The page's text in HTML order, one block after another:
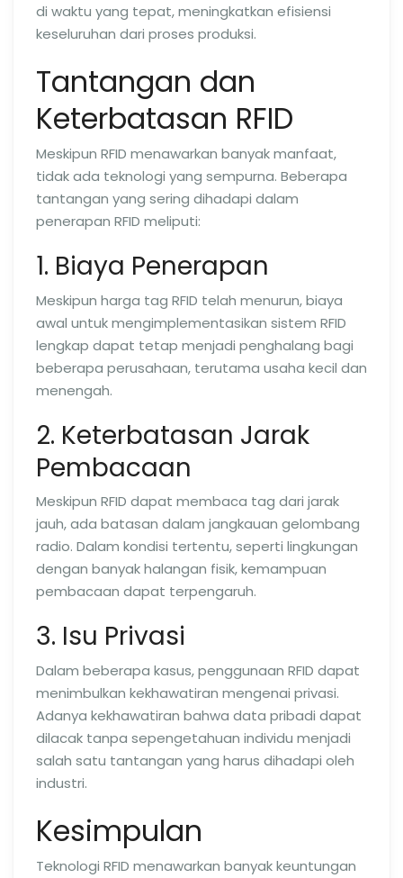
di waktu yang tepat, meningkatkan efisiensi
keseluruhan dari proses produksi.
Tantangan dan
Keterbatasan RFID
Meskipun RFID menawarkan banyak manfaat,
tidak ada teknologi yang sempurna. Beberapa
tantangan yang sering dihadapi dalam
penerapan RFID meliputi:
1. Biaya Penerapan
Meskipun harga tag RFID telah menurun, biaya
awal untuk mengimplementasikan sistem RFID
lengkap dapat tetap menjadi penghalang bagi
beberapa perusahaan, terutama usaha kecil dan
menengah.
2. Keterbatasan Jarak
Pembacaan
Meskipun RFID dapat membaca tag dari jarak
jauh, ada batasan dalam jangkauan gelombang
radio. Dalam kondisi tertentu, seperti lingkungan
dengan banyak halangan fisik, kemampuan
pembacaan dapat terpengaruh.
3. Isu Privasi
Dalam beberapa kasus, penggunaan RFID dapat
menimbulkan kekhawatiran mengenai privasi.
Adanya kekhawatiran bahwa data pribadi dapat
dilacak tanpa sepengetahuan individu menjadi
salah satu tantangan yang harus dihadapi oleh
industri.
Kesimpulan
Teknologi RFID menawarkan banyak keuntungan